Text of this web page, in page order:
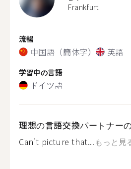
Frankfurt
流暢
中国語（簡体字） 英語
学習中の言語
ドイツ語
理想の言語交換パートナー
Can’t picture that... もっと見